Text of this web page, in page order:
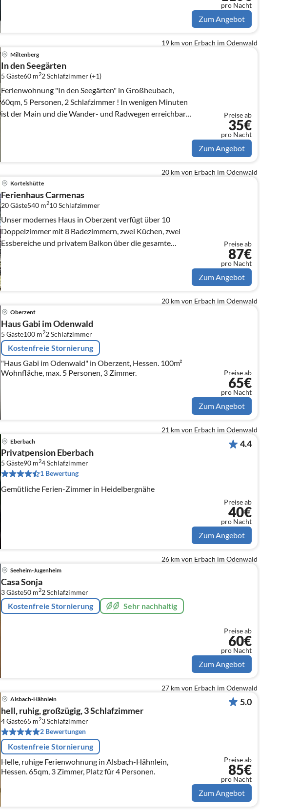
pro Nacht
Zum Angebot
19 km von Erbach im Odenwald
Miltenberg
In den Seegärten
5 Gäste60 m22Schlafzimmer (+1)
Ferienwohnung "In den Seegärten" in Großheubach,
60qm, 5 Personen, 2 Schlafzimmer ! In wenigen Minuten
ist der Main und die Wander- und Radwegen erreichbar.
Preise ab
35€
pro Nacht
Zum Angebot
20 km von Erbach im Odenwald
Kortelshütte
Ferienhaus Carmenas
20 Gäste540 m210Schlafzimmer
Unser modernes Haus in Oberzent verfügt über 10
Doppelzimmer mit 8 Badezimmern, zwei Küchen, zwei
Essbereiche und privatem Balkon über die gesamte
Hausbreite
Preise ab
87€
pro Nacht
Zum Angebot
20 km von Erbach im Odenwald
Oberzent
Haus Gabi im Odenwald
5 Gäste100 m22Schlafzimmer
Kostenfreie Stornierung
"Haus Gabi im Odenwald" in Oberzent, Hessen. 100m²
Wohnfläche, max. 5 Personen, 3 Zimmer.
Preise ab
65€
pro Nacht
Zum Angebot
21 km von Erbach im Odenwald
Eberbach
Privatpension Eberbach
5 Gäste90 m24Schlafzimmer
1 Bewertung
Gemütliche Ferien-Zimmer in Heidelbergnähe
4.4
Preise ab
40€
pro Nacht
Zum Angebot
26 km von Erbach im Odenwald
Seeheim-Jugenheim
Casa Sonja
3 Gäste50 m22Schlafzimmer
Kostenfreie Stornierung Sehr nachhaltig
Preise ab
60€
pro Nacht
Zum Angebot
27 km von Erbach im Odenwald
Alsbach-Hähnlein
hell, ruhig, großzügig, 3 Schlafzimmer
4 Gäste65 m23Schlafzimmer
2 Bewertungen
Kostenfreie Stornierung
Helle, ruhige Ferienwohnung in Alsbach-Hähnlein,
Hessen. 65qm, 3 Zimmer, Platz für 4 Personen.
5.0
Preise ab
85€
pro Nacht
Zum Angebot